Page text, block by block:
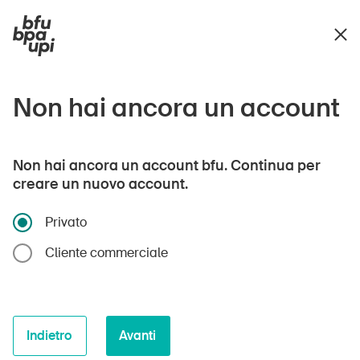
Non hai ancora un account
Non hai ancora un account bfu. Continua per
creare un nuovo account.
Privato
Cliente commerciale
Indietro Avanti